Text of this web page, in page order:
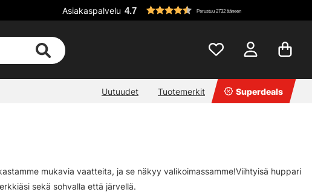
Asiakaspalvelu 4.7 Perustuu 2732 ääneen
Uutuudet Tuotemerkit Superdeals
mukavia vaatteita, ja se näkyy valikoimassamme!Viihtyisä huppari
sekä sohvalla että järvellä.